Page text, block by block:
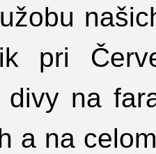
pri
divy na
a na